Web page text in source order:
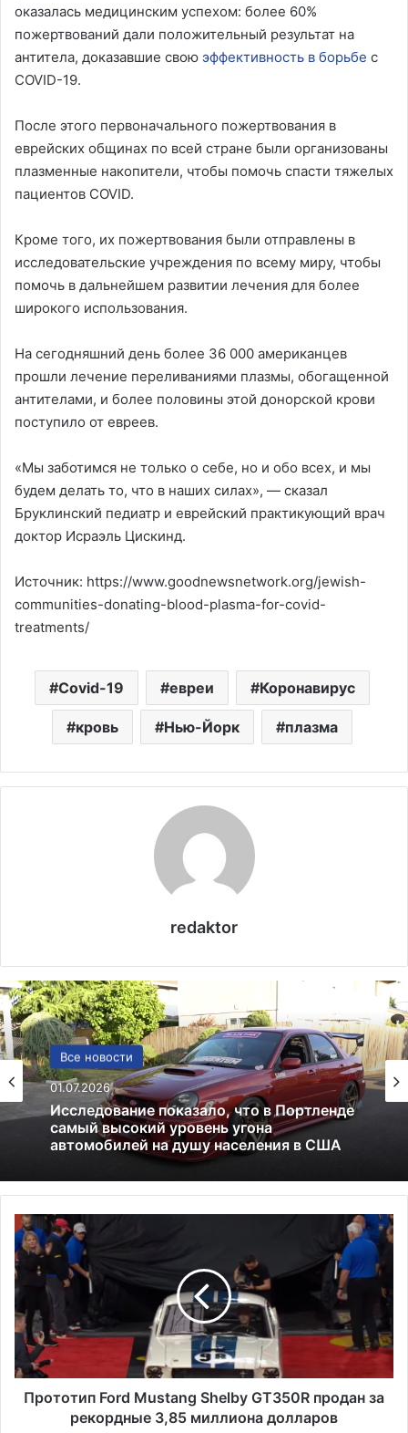
оказалась медицинским успехом: более 60%
пожертвований дали положительный результат на
антитела, доказавшие свою эффективность в борьбе с
COVID-19.
После этого первоначального пожертвования в
еврейских общинах по всей стране были организованы
плазменные накопители, чтобы помочь спасти тяжелых
пациентов COVID.
Кроме того, их пожертвования были отправлены в
исследовательские учреждения по всему миру, чтобы
помочь в дальнейшем развитии лечения для более
широкого использования.
На сегодняшний день более 36 000 американцев
прошли лечение переливаниями плазмы, обогащенной
антителами, и более половины этой донорской крови
поступило от евреев.
«Мы заботимся не только о себе, но и обо всех, и мы
будем делать то, что в наших силах», — сказал
Бруклинский педиатр и еврейский практикующий врач
доктор Исраэль Цискинд.
Источник: https://www.goodnewsnetwork.org/jewish-
communities-donating-blood-plasma-for-covid-
treatments/
Covid-19 евреи Коронавирус
кровь Нью-Йорк плазма
redaktor
Все новости
01.07.2026
Исследование показало, что в Портленде
самый высокий уровень угона
автомобилей на душу населения в США
США
13.06.2025
Америка имеет огромный избыток сыра
П
р
о
т
о
т
п
F
Прототип Ford Mustang Shelby GT350R продан за
рекордные 3,85 миллиона долларов